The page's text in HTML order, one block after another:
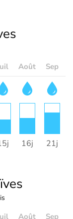
Août Sep
16j 21j
Août Sep